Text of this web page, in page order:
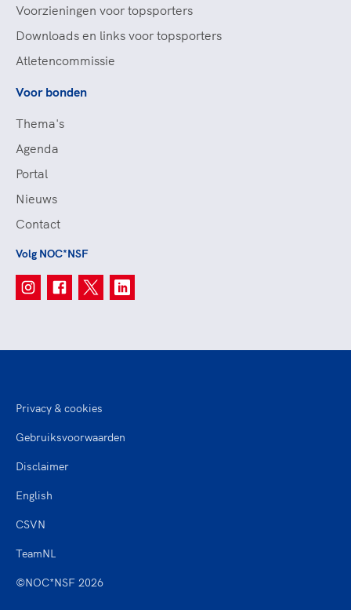
Voorzieningen voor topsporters
Downloads en links voor topsporters
Atletencommissie
Voor bonden
Thema's
Agenda
Portal
Nieuws
Contact
Volg NOC*NSF
©NOC*NSF 2026
Privacy & cookies
Gebruiksvoorwaarden
Disclaimer
English
CSVN
TeamNL